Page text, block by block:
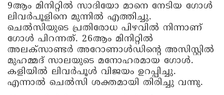
9ആം മിനിറ്റിൽ സാദിയോ മാനെ നേടിയ ഗോൾ
ലിവർപൂളിനെ മുന്നിൽ എത്തിച്ചു.
ചെൽസിയുടെ പ്രതിരോധ പിഴവിൽ നിന്നാണ്
ഗോൾ പിറന്നത്. 26ആം മിനിറ്റിൽ
അലക്സാണ്ടർ അറോണാൾഡിന്റെ അസിസ്റ്റിൽ
മുഹമ്മദ് സാലയുടെ മനോഹരമായ ഗോൾ.
കളിയിൽ ലിവർപൂൾ വിജയം ഉറപ്പിച്ചു.
എന്നാൽ ചെൽസി ശക്തമായി തിരിച്ചു വന്നു.